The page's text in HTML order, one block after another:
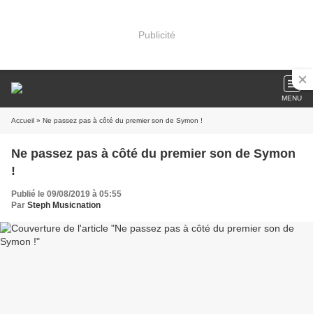
Publicité
MENU
Accueil » Ne passez pas à côté du premier son de Symon !
Ne passez pas à côté du premier son de Symon
!
Publié le 09/08/2019 à 05:55
Par Steph Musicnation